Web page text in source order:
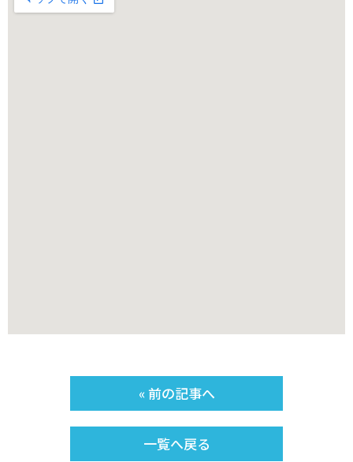
« 前の記事へ
一覧へ戻る